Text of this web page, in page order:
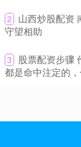
“8点30分准时抢国
户在社交媒体上发
在线股票配资网
河南股票配资 量
2
山西炒股配资
守望相助
3
股票配资步骤
都是命中注定的